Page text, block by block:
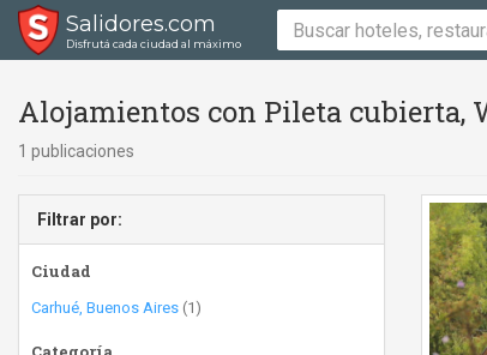
Salidores.com
Disfrutá cada ciudad al máximo
Alojamientos con Pileta cubierta,
1 publicaciones
Filtrar por:
Ciudad
Carhué, Buenos Aires (1)